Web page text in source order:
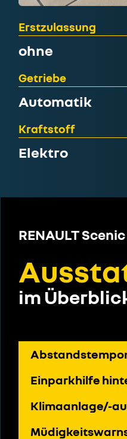
Erstzulassung
ohne
Getriebe
Automatik
Kraftstoff
Elektro
RENAULT
im
Einparkhilfe
Klimaanlage/-